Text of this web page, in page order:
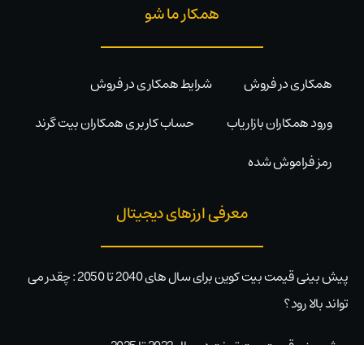
همکار ما شو
همکاری در فروش
شرایط همکاری در فروش
ورود همکاران بازاریاب
حساب کاربری همکاران بیت گرند
رمز فراموش شده
معرفی ارزهای دیجیتال
پیش بینی قیمت بیت کوین برای سال های 2040 تا 2050 : چقدر می
تواند بالا رود؟